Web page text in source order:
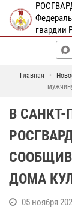
гвардии
Главная
В САНКТ-
ДОМА
05 ноября